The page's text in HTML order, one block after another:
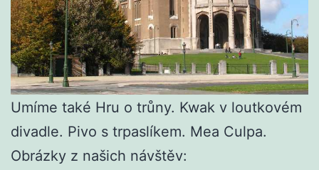
Umíme také Hru o trůny. Kwak v loutkovém
divadle. Pivo s trpaslíkem. Mea Culpa.
Obrázky z našich návštěv: